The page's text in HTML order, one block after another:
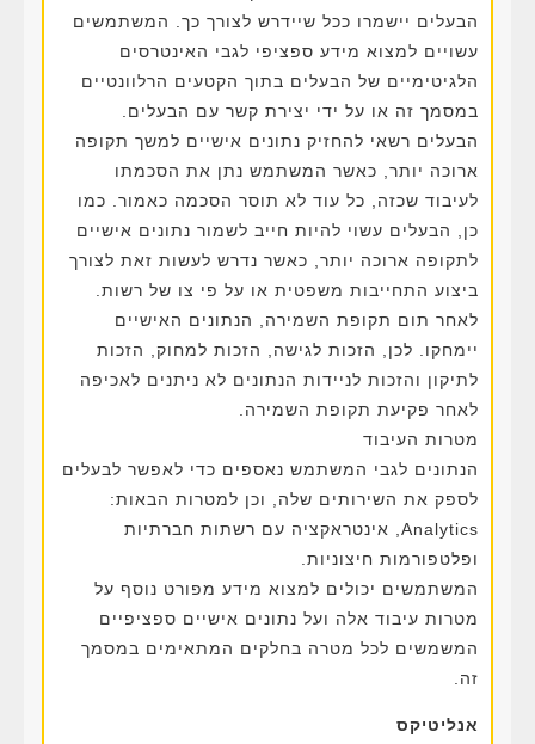
הבעלים יישמרו ככל שיידרש לצורך כך. המשתמשים
עשויים למצוא מידע ספציפי לגבי האינטרסים
הלגיטימיים של הבעלים בתוך הקטעים הרלוונטיים
במסמך זה או על ידי יצירת קשר עם הבעלים.
הבעלים רשאי להחזיק נתונים אישיים למשך תקופה
ארוכה יותר, כאשר המשתמש נתן את הסכמתו
לעיבוד שכזה, כל עוד לא תוסר הסכמה כאמור. כמו
כן, הבעלים עשוי להיות חייב לשמור נתונים אישיים
לתקופה ארוכה יותר, כאשר נדרש לעשות זאת לצורך
ביצוע התחייבות משפטית או על פי צו של רשות.
לאחר תום תקופת השמירה, הנתונים האישיים
יימחקו. לכן, הזכות לגישה, הזכות למחוק, הזכות
לתיקון והזכות לניידות הנתונים לא ניתנים לאכיפה
לאחר פקיעת תקופת השמירה.
מטרות העיבוד
הנתונים לגבי המשתמש נאספים כדי לאפשר לבעלים
לספק את השירותים שלה, וכן למטרות הבאות:
Analytics, אינטראקציה עם רשתות חברתיות
ופלטפורמות חיצוניות.
המשתמשים יכולים למצוא מידע מפורט נוסף על
מטרות עיבוד אלה ועל נתונים אישיים ספציפיים
המשמשים לכל מטרה בחלקים המתאימים במסמך
זה.
אנליטיקס